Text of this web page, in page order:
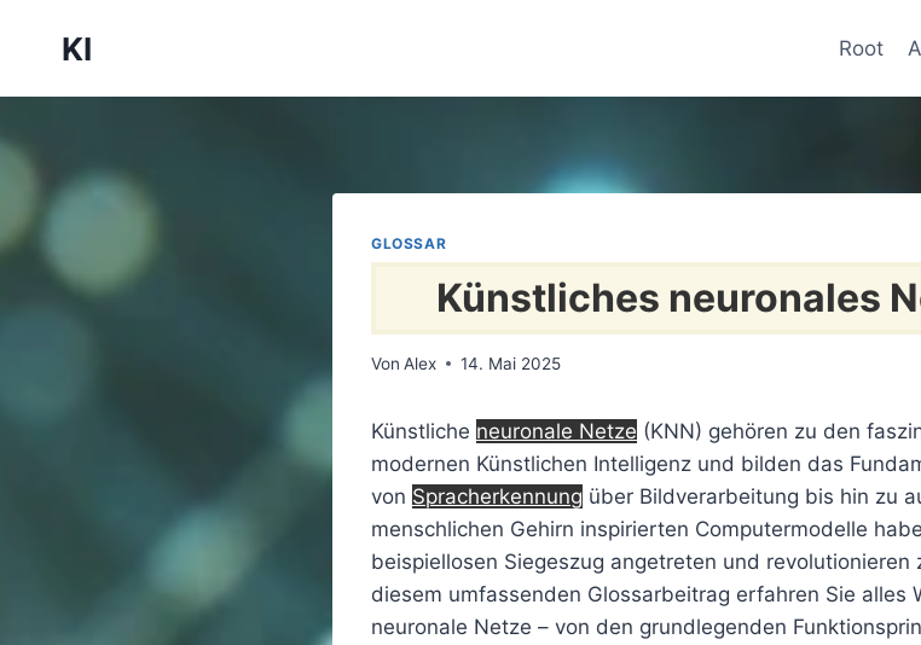
KI Root
GLOSSAR
Künstliches neuronales
Von Alex 14. Mai 2025
Künstliche neuronale Netze (KNN) gehören zu den
modernen Künstlichen Intelligenz und bilden das
von Spracherkennung über Bildverarbeitung bis hin zu
menschlichen Gehirn inspirierten Computermodelle
beispiellosen Siegeszug angetreten und revolutionieren
diesem umfassenden Glossarbeitrag erfahren Sie alles
neuronale Netze – von den grundlegenden